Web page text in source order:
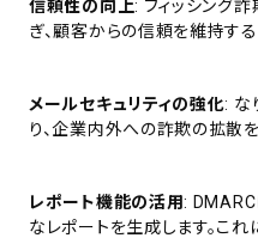
信頼性の向上: フィッシング
ぎ、顧客からの信頼を維持する
メールセキュリティの強化: な
り、企業内外への詐欺の拡散を
レポート機能の活用:
なレポートを生成します。こ